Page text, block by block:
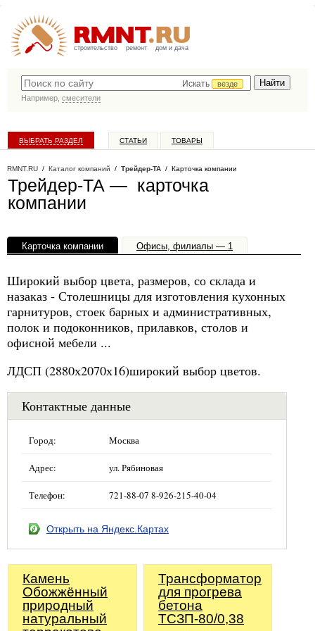
строительство ремонт дом и дача
Искать
везде
Например, смесители
ВЫБРАТЬ РАЗДЕЛ СТАТЬИ ТОВАРЫ
RMNT.RU / Каталог компаний / Трейдер-ТА / Карточка компании
Трейдер-ТА — карточка
компании
Карточка компании Офисы, филиалы — 1
Широкий выбор цвета, размеров, со склада и
назаказ - Столешницы для изготовления кухонных
гарнитуров, стоек барных и административных,
полок и подоконников, прилавков, столов и
офисной мебели ...
ЛДСП (2880х2070х16)широкий выбор цветов.
Контактные данные
Город: Москва
Адрес: ул. Рябиновая
Телефон: 721-88-07 8-926-215-40-04
Открыть на Яндекс.Картах
Камень
Обожжённый
природный
натуральный
Трансформатор
для прогрева
бетона
ТСЗП-80/0,38